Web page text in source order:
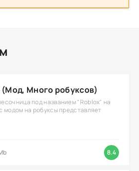
(Мод, Много робуксов)
под названием "Roblox" на
модом на робуксы представляет
8.4